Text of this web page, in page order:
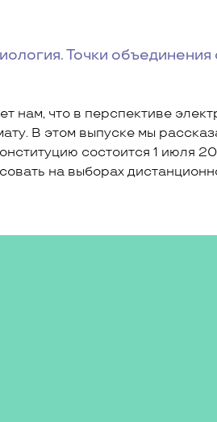
Точки
нам, что в перспективе
В этом выпуске мы
состоится 1 июля
на выборах